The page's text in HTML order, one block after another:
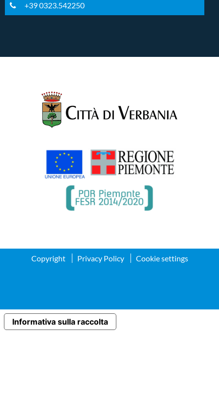
+39 0323.542250
Copyright Privacy Policy Cookie settings
Informativa sulla raccolta